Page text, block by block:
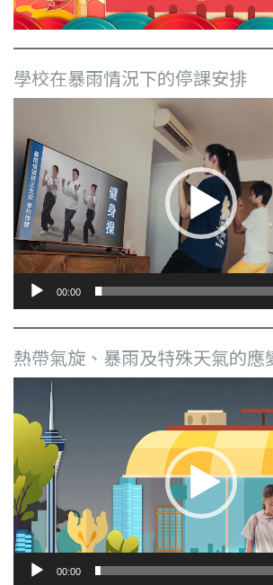
學校在暴雨情況下的停課安排
播
放
器
00:00
熱帶氣旋、暴雨及特殊天氣的應
訊
放
器
00:00